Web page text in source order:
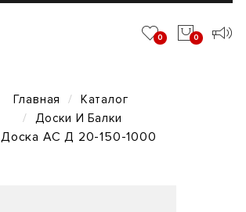
0 0
Главная
Каталог
Доски И Балки
Доска АС Д 20-150-1000